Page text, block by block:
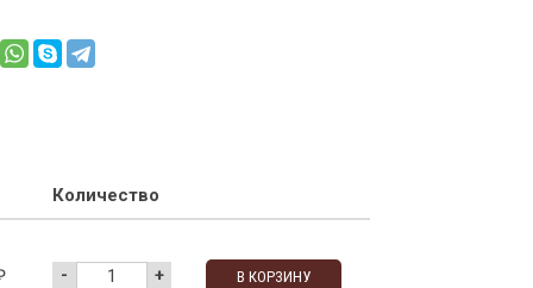
Количество
- + В КОРЗИНУ